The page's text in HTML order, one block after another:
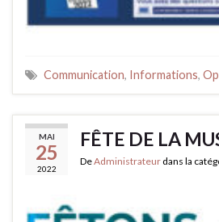
Communication, Informations,
MAI
25
2022
FÊTE DE LA
DeAdministrateur dans la